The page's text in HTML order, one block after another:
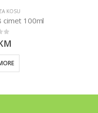
KOSU
cimet 100ml
5